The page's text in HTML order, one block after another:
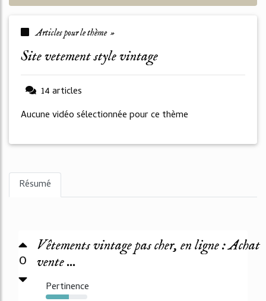
Articles pour le thème »
site vetement style vintage
14 articles
Aucune vidéo sélectionnée pour ce thème
Résumé
0
Vêtements vintage pas cher, en ligne : Achat
vente ...
Pertinence